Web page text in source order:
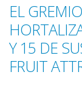
EL
Y 15 DE
FRUIT